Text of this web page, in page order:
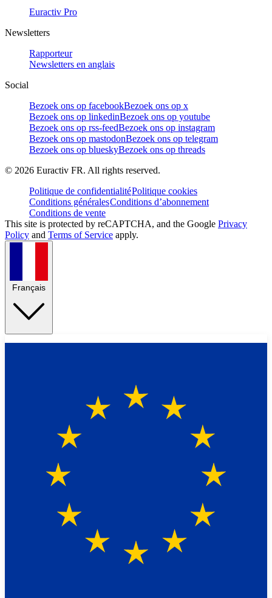
Euractiv Pro
Newsletters
Rapporteur
Newsletters en anglais
Social
Bezoek ons op facebookBezoek ons op x
Bezoek ons op linkedinBezoek ons op youtube
Bezoek ons op rss-feedBezoek ons op instagram
Bezoek ons op mastodonBezoek ons op telegram
Bezoek ons op blueskyBezoek ons op threads
© 2026 Euractiv FR. All rights reserved.
Politique de confidentialitéPolitique cookies
Conditions généralesConditions d’abonnement
Conditions de vente
This site is protected by reCAPTCHA, and the Google Privacy
Policy and Terms of Service apply.
Français